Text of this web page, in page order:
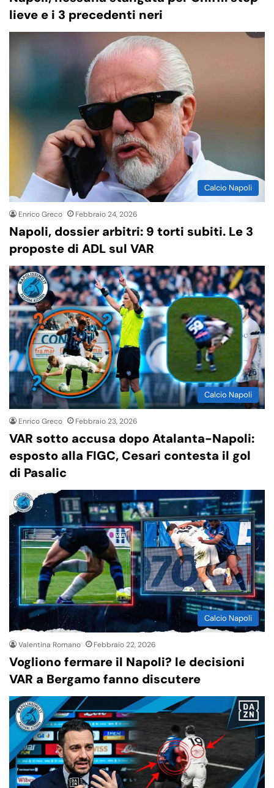
lieve e i 3 precedenti neri
Calcio Napoli
Enrico Greco Febbraio 24, 2026
Napoli, dossier arbitri: 9 torti subiti. Le 3
proposte di ADL sul VAR
Calcio Napoli
Enrico Greco Febbraio 23, 2026
VAR sotto accusa dopo Atalanta-Napoli:
esposto alla FIGC, Cesari contesta il gol
di Pasalic
Calcio Napoli
Valentina Romano Febbraio 22, 2026
Vogliono fermare il Napoli? le decisioni
VAR a Bergamo fanno discutere